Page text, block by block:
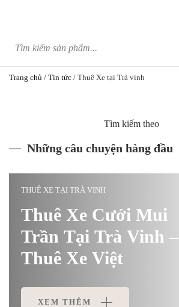
Trang chủ / Tin tức / Thuê Xe tại Trà vinh
Những câu chuyện hàng đầu
Tìm kiếm theo
THUÊ XE TẠI TRÀ VINH
Thuê Xe Cưới Mui
Trần Tại Trà Vinh –
Thuê Xe Việt
XEM THÊM